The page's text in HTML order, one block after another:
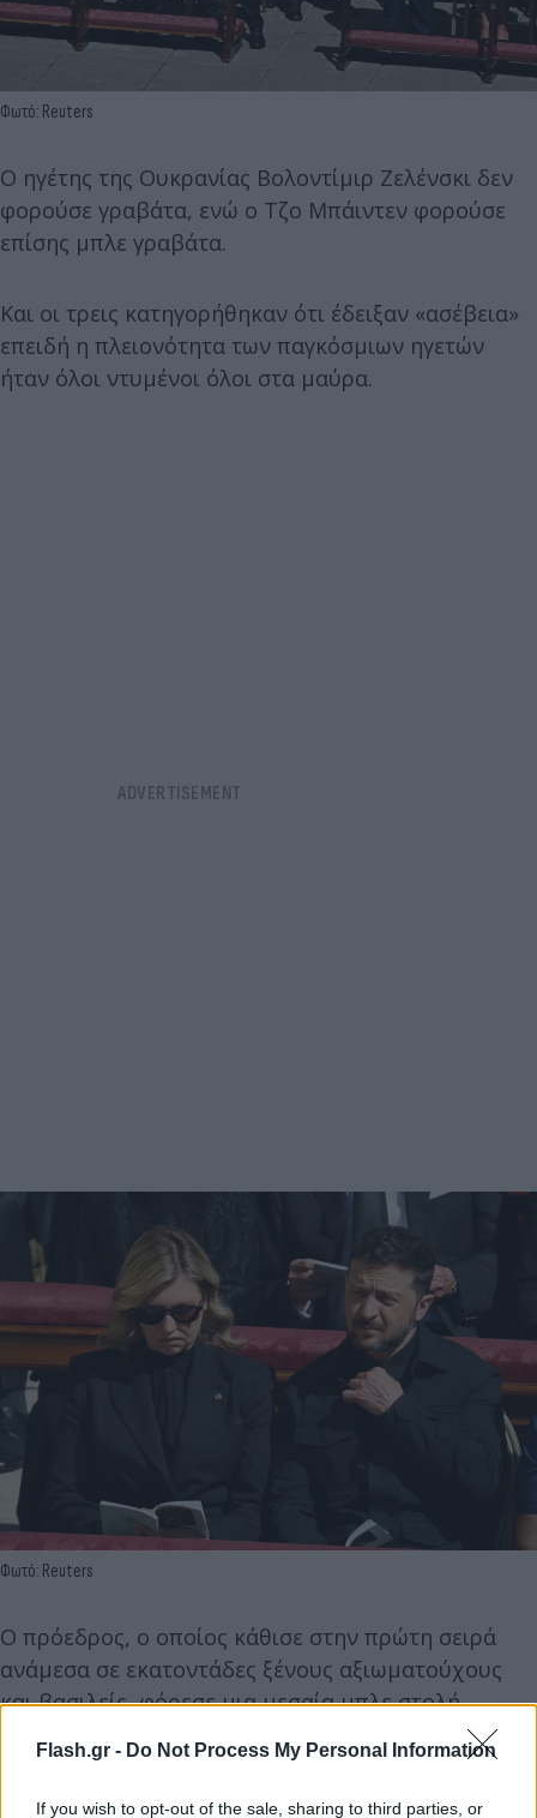
Flash.gr - Do Not Process My Personal Information
If you wish to opt-out of the sale, sharing to third parties, or
Φωτό: Reuters
Ο ηγέτης της Ουκρανίας Βολοντίμιρ Ζελένσκι δεν
φορούσε γραβάτα, ενώ ο Τζο Μπάιντεν φορούσε
επίσης μπλε γραβάτα.
Και οι τρεις κατηγορήθηκαν ότι έδειξαν «ασέβεια»
επειδή η πλειονότητα των παγκόσμιων ηγετών
ήταν όλοι ντυμένοι όλοι στα μαύρα.
Φωτό: Reuters
Ο πρόεδρος, ο οποίος κάθισε στην πρώτη σειρά
ανάμεσα σε εκατοντάδες ξένους αξιωματούχους
και βασιλείς, φόρεσε μια μεσαία μπλε στολή,
στολισμένη με μια καρφίτσα που έδειχνε την
αμερικανική σημαία. Το συνδύασε με μια λαμπερή
μπλε γραβάτα.